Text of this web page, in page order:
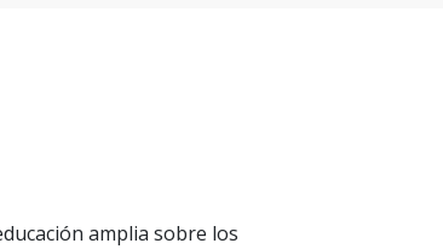
amplia sobre los